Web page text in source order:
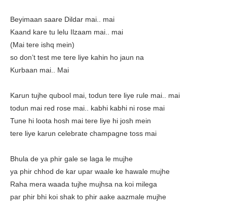
Beyimaan saare Dildar mai.. mai
Kaand kare tu lelu Ilzaam mai.. mai
(Mai tere ishq mein)
so don’t test me tere liye kahin ho jaun na
Kurbaan mai.. Mai
Karun tujhe qubool mai, todun tere liye rule mai.. mai
todun mai red rose mai.. kabhi kabhi ni rose mai
Tune hi loota hosh mai tere liye hi josh mein
tere liye karun celebrate champagne toss mai
Bhula de ya phir gale se laga le mujhe
ya phir chhod de kar upar waale ke hawale mujhe
Raha mera waada tujhe mujhsa na koi milega
par phir bhi koi shak to phir aake aazmale mujhe